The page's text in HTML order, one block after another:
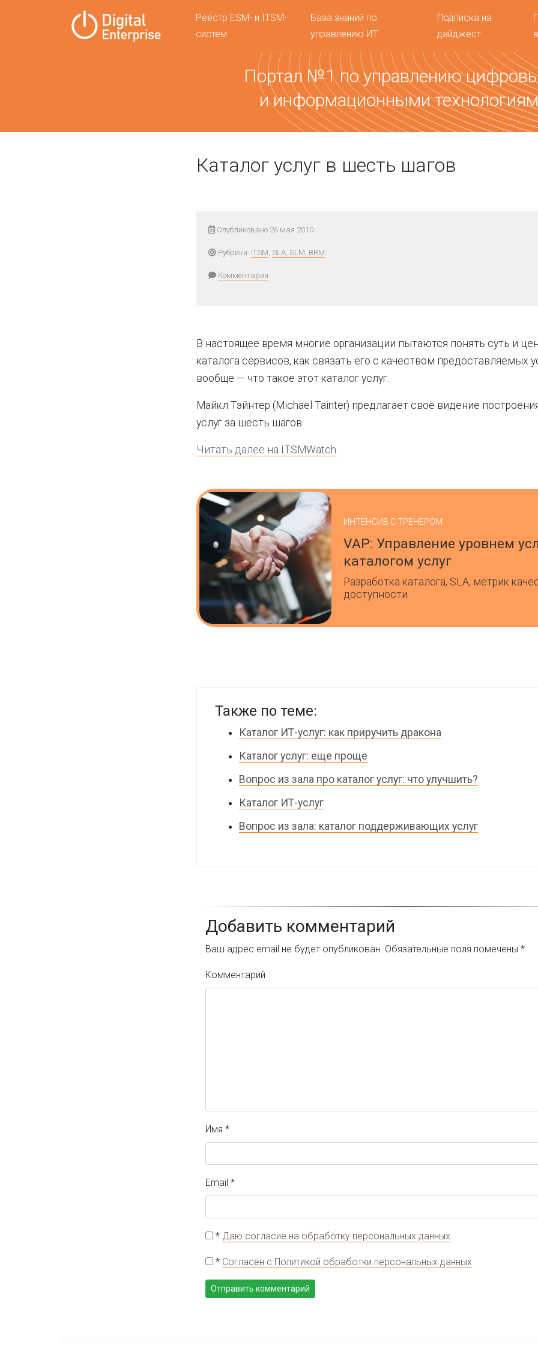
Реестр ESM- и ITSM-
систем
База знаний по
управлению ИТ
Подписка на
дайджест
Портал №1 по управлению
и информационными
Каталог услуг в шесть шагов
Опубликовано 26 мая 2010
Рубрики: ITSM, SLA, SLM, BRM
Комментарии
В настоящее время многие организации пытаются понять суть и
каталога сервисов, как связать его с качеством предоставляемых
вообще — что такое этот каталог услуг.
Майкл Тэйнтер (Michael Tainter) предлагает своё видение
услуг за шесть шагов.
Читать далее на ITSMWatch.
ИНТЕНСИВ С ТРЕНЕРОМ
VAP: Управление уровнем
каталогом услуг
Разработка каталога, SLA, метрик
доступности
Также по теме:
Каталог ИТ-услуг: как приручить дракона
Каталог услуг: еще проще
Вопрос из зала про каталог услуг: что улучшить?
Каталог ИТ-услуг
Вопрос из зала: каталог поддерживающих услуг
Добавить комментарий
Ваш адрес email не будет опубликован. Обязательные поля помечены *
Комментарий
Имя *
Email *
* Даю согласие на обработку персональных данных
* Согласен с Политикой обработки персональных данных